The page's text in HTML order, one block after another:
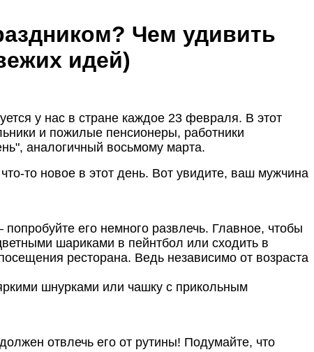
Чем удивить
идей)
у нас в стране каждое 23 февраля. В этот
и пожилые пенсионеры, работники
аналогичный восьмому марта.
то новое в этот день. Вот увидите, ваш мужчина
его немного развлечь. Главное, чтобы
шариками в пейнтбол или сходить в
ресторана. Ведь независимо от возраста
шнурками или чашку с прикольным
отвлечь его от рутины! Подумайте, что